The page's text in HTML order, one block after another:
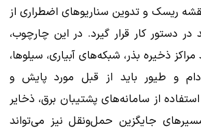
ریسک و تدوین سناریوهای اضطراری از
در دستور کار قرار گیرد. در این چارچوب،
ذخیره بذر، شبکه‌های آبیاری، سیلوها،
دام و طیور باید از قبل مورد پایش و
از سامانه‌های پشتیبان برق، ذخایر
جایگزین حمل‌ونقل نیز می‌تواند